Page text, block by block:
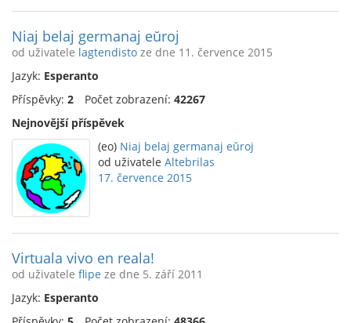
Niaj belaj germanaj eŭroj
od uživatele lagtendisto ze dne 11. července 2015
Jazyk: Esperanto
Příspěvky: 2 Počet zobrazení: 42267
Nejnovější příspěvek
(eo) Niaj belaj germanaj eŭroj
od uživatele Altebrilas
17. července 2015
Virtuala vivo en reala!
od uživatele flipe ze dne 5. září 2011
Jazyk: Esperanto